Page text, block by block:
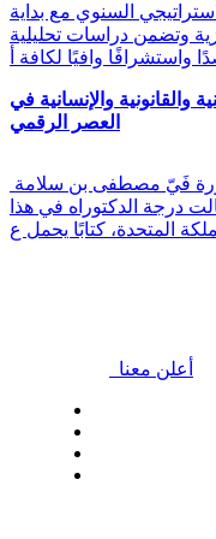
السنوي مع بداية
وتضمن دراسات تحليلية
وافيًا لكافة أ
والقانونية والإنسانية في
العصر الرقمي
درجة الدكتوراه في هذا
المتحدة، كتابًا يحمل ع
أعلن معنا